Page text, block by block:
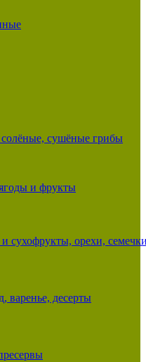
сушёные грибы
и фрукты
сухофрукты, орехи,
варенье, десерты